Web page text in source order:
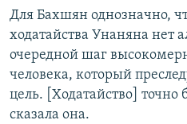
Для Бахшян однозначно,
ходатайства Унаняна нет
очередной шаг
человека, который
цель. [Ходатайство] точно
сказала она.